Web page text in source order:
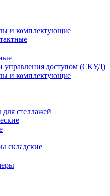
и комплектующие
управления доступом (СКУД)
и комплектующие
стеллажей
складские